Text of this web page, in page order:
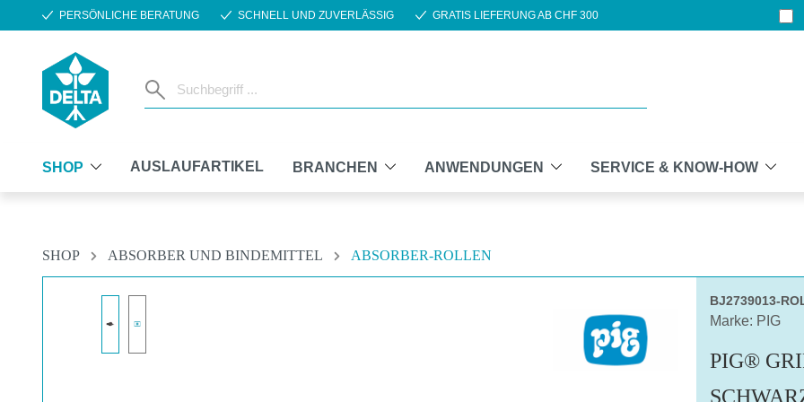
Hauptinhalt springen
Zur Suche springen
Zur Hauptnavigation springen
PERSÖNLICHE BERATUNG SCHNELL UND ZUVERLÄSSIG GRATIS LIEFERUNG AB CHF 300
SHOP AUSLAUFARTIKEL BRANCHEN ANWENDUNGEN SERVICE & KNOW-HOW
SHOP ABSORBER UND BINDEMITTEL
ABSORBER-ROLLEN
BJ2739013-
Marke: PIG
PIG®